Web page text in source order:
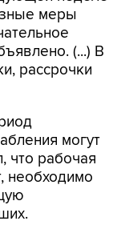
меры
(...) В
рассрочки
могут
что рабочая
необходимо